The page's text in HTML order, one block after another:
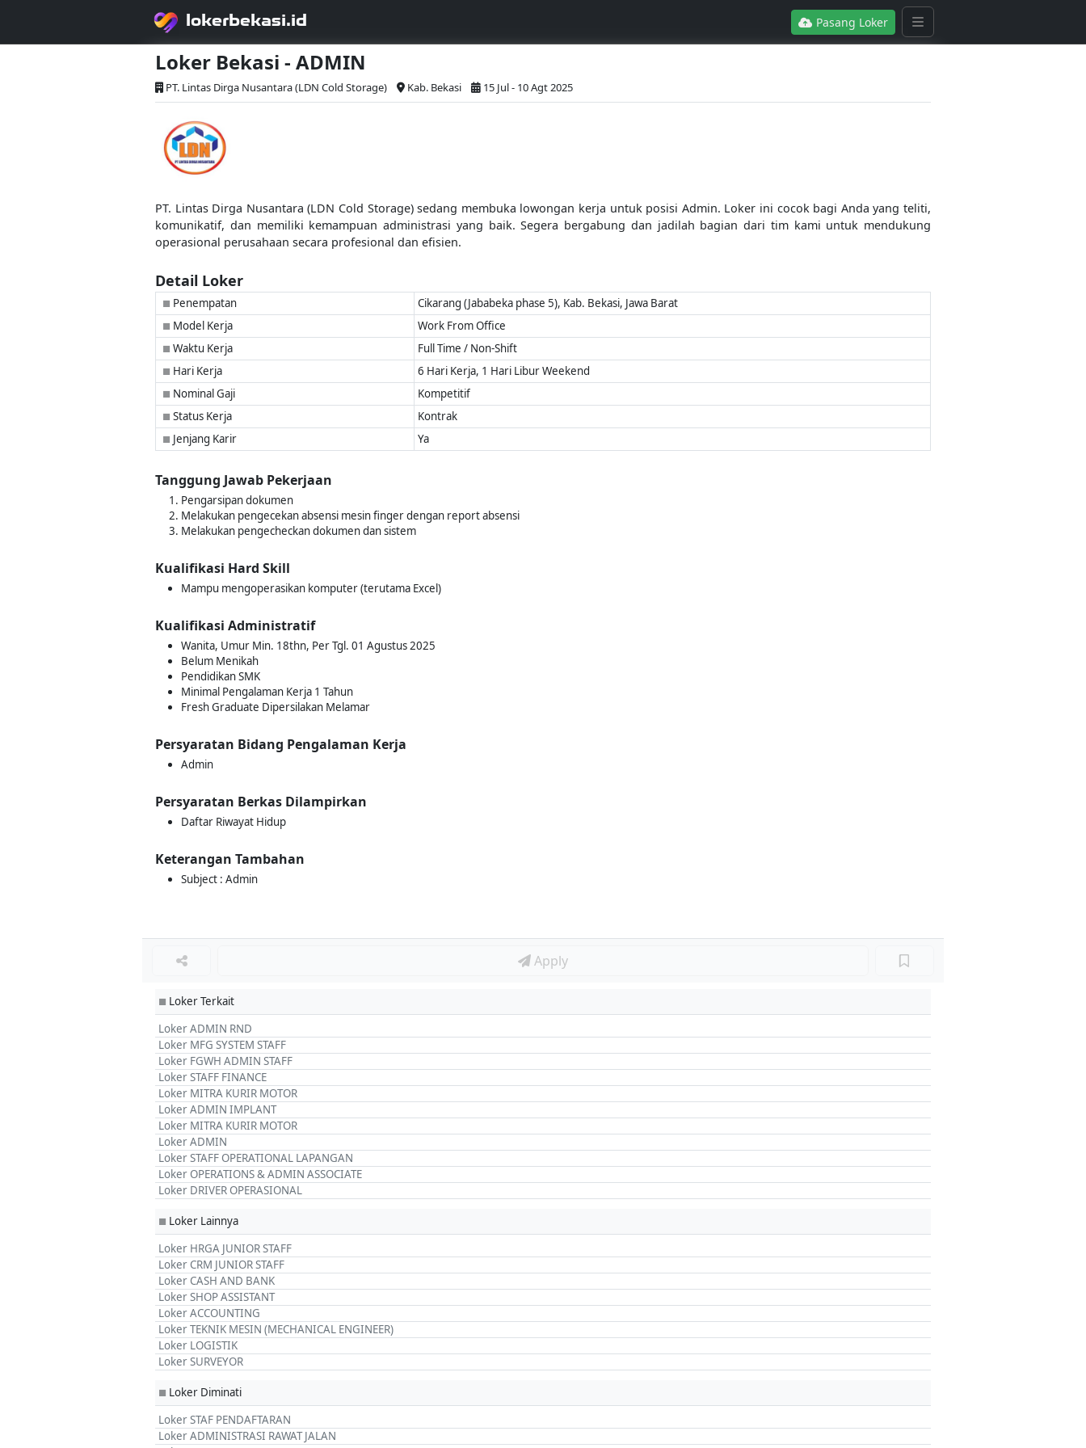
lokerbekasi.id Pasang Loker
Loker Bekasi - ADMIN
PT. Lintas Dirga Nusantara (LDN Cold Storage) Kab. Bekasi 15 Jul - 10 Agt 2025
PT. Lintas Dirga Nusantara (LDN Cold Storage) sedang membuka lowongan kerja untuk posisi Admin. Loker ini cocok bagi Anda yang teliti,
komunikatif, dan memiliki kemampuan administrasi yang baik. Segera bergabung dan jadilah bagian dari tim kami untuk mendukung
operasional perusahaan secara profesional dan efisien.
Detail Loker
■ Penempatan Cikarang (Jababeka phase 5), Kab. Bekasi, Jawa Barat
■ Model Kerja Work From Office
■ Waktu Kerja Full Time / Non-Shift
■ Hari Kerja 6 Hari Kerja, 1 Hari Libur Weekend
■ Nominal Gaji Kompetitif
■ Status Kerja Kontrak
■ Jenjang Karir Ya
Tanggung Jawab Pekerjaan
Pengarsipan dokumen
Melakukan pengecekan absensi mesin finger dengan report absensi
Melakukan pengecheckan dokumen dan sistem
Kualifikasi Hard Skill
Mampu mengoperasikan komputer (terutama Excel)
Kualifikasi Administratif
Wanita, Umur Min. 18thn, Per Tgl. 01 Agustus 2025
Belum Menikah
Pendidikan SMK
Minimal Pengalaman Kerja 1 Tahun
Fresh Graduate Dipersilakan Melamar
Persyaratan Bidang Pengalaman Kerja
Admin
Persyaratan Berkas Dilampirkan
Daftar Riwayat Hidup
Keterangan Tambahan
Subject : Admin
Apply
■ Loker Terkait
Loker ADMIN RND
Loker MFG SYSTEM STAFF
Loker FGWH ADMIN STAFF
Loker STAFF FINANCE
Loker MITRA KURIR MOTOR
Loker ADMIN IMPLANT
Loker MITRA KURIR MOTOR
Loker ADMIN
Loker STAFF OPERATIONAL LAPANGAN
Loker OPERATIONS & ADMIN ASSOCIATE
Loker DRIVER OPERASIONAL
■ Loker Lainnya
Loker HRGA JUNIOR STAFF
Loker CRM JUNIOR STAFF
Loker CASH AND BANK
Loker SHOP ASSISTANT
Loker ACCOUNTING
Loker TEKNIK MESIN (MECHANICAL ENGINEER)
Loker LOGISTIK
Loker SURVEYOR
■ Loker Diminati
Loker STAF PENDAFTARAN
Loker ADMINISTRASI RAWAT JALAN